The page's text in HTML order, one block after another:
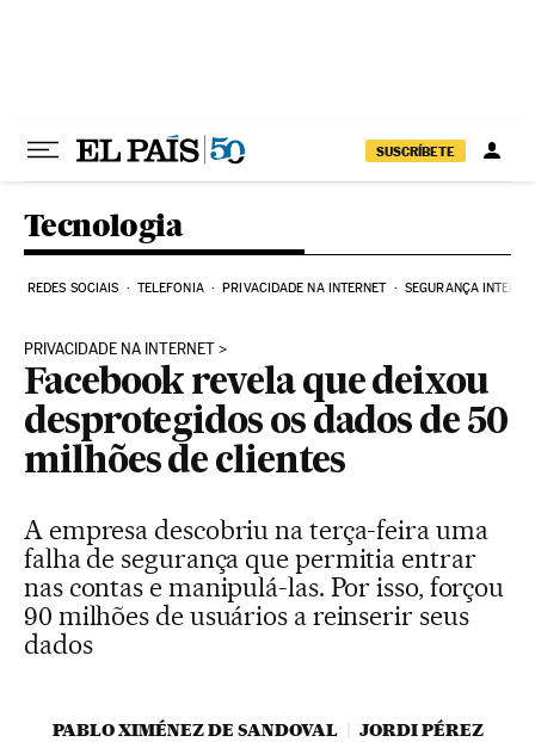
SUSCRÍBETE
Tecnologia
REDES SOCIAIS TELEFONIA PRIVACIDADE NA INTERNET SEGURANÇA
PRIVACIDADE NA INTERNET
Facebook revela que deixou
desprotegidos os dados de 50
milhões de clientes
A empresa descobriu na terça-feira uma
falha de segurança que permitia entrar
nas contas e manipulá-las. Por isso, forçou
90 milhões de usuários a reinserir seus
dados
PABLO XIMÉNEZ DE SANDOVAL
JORDI PÉREZ